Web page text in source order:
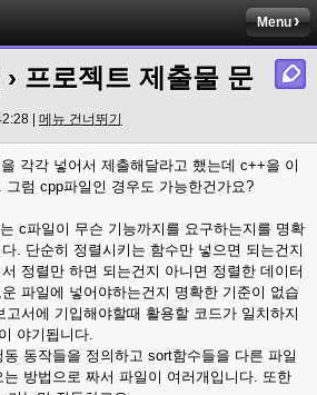
Menu
› 프로젝트 제출물 문
| 메뉴 건너뛰기
각각 넣어서 제출해달라고 했는데 c++을 이
그럼 cpp파일인 경우도 가능한건가요?
c파일이 무슨 기능까지를 요구하는지를 명확
. 단순히 정렬시키는 함수만 넣으면 되는건지
정렬만 하면 되는건지 아니면 정렬한 데이터
파일에 넣어야하는건지 명확한 기준이 없습
서에 기입해야할때 활용할 코드가 일치하지
야기됩니다.
동작들을 정의하고 sort함수들을 다른 파일
방법으로 짜서 파일이 여러개입니다. 또한